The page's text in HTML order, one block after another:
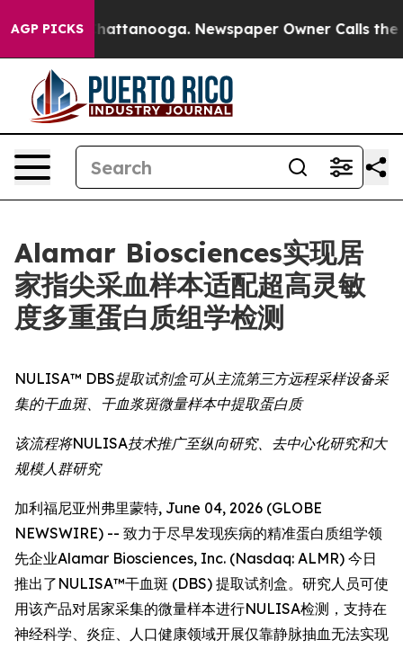
AGP PICKS
in Chattanooga. Newspaper Owner Calls the
Alamar Biosciences实现居
家指尖采血样本适配超高灵敏
度多重蛋白质组学检测
NULISA™ DBS提取试剂盒可从主流第三方远程采样设备采
集的干血斑、干血浆斑微量样本中提取蛋白质
该流程将NULISA技术推广至纵向研究、去中心化研究和大
规模人群研究
加利福尼亚州弗里蒙特, June 04, 2026 (GLOBE
NEWSWIRE) -- 致力于尽早发现疾病的精准蛋白质组学领
先企业Alamar Biosciences, Inc. (Nasdaq: ALMR) 今日
推出了NULISA™干血斑 (DBS) 提取试剂盒。研究人员可使
用该产品对居家采集的微量样本进行NULISA检测，支持在
神经科学、炎症、人口健康领域开展仅靠静脉抽血无法实现